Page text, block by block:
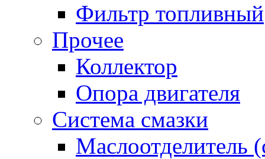
Фильтр топливный
Прочее
Коллектор
Опора двигателя
Система смазки
Маслоотделитель